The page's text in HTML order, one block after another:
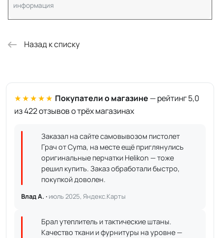
информация
Назад к списку
★★★★★ Покупатели о магазине — рейтинг 5,0
из 422 отзывов о трёх магазинах
Заказал на сайте самовывозом пистолет
Грач от Cyma, на месте ещё приглянулись
оригинальные перчатки Helikon — тоже
решил купить. Заказ обработали быстро,
покупкой доволен.
Влад А. · июль 2025, Яндекс.Карты
Брал утеплитель и тактические штаны.
Качество ткани и фурнитуры на уровне —